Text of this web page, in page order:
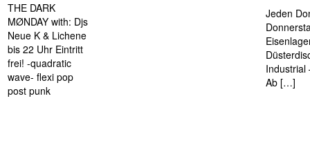
THE DARK
MØNDAY with: Djs
Neue K & Lichene
bis 22 Uhr Eintritt
frei! -quadratic
wave- flexi pop
post punk
Jeden
Industrial
Ab […]